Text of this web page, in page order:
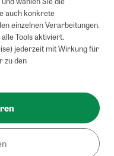
auch konkrete
einzelnen Verarbeitungen.
Tools aktiviert.
jederzeit mit Wirkung für
zu den